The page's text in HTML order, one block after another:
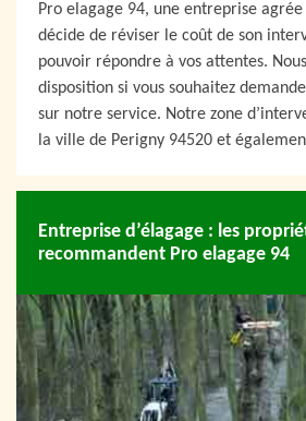
Pro elagage 94, une entreprise
décide de réviser le coût de son
pouvoir répondre à vos attentes.
disposition si vous souhaitez
sur notre service. Notre zone
la ville de Perigny 94520 et
Entreprise d’élagage : les
recommandent Pro elagage 94